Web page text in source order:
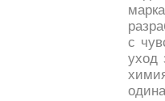
с
уход